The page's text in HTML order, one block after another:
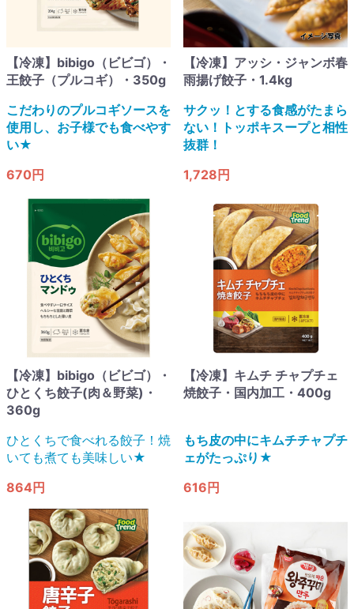
【冷凍】bibigo（ビビゴ）・
王餃子（プルコギ）・350g
こだわりのプルコギソースを
使用し、お子様でも食べやす
い★
670円
【冷凍】アッシ・ジャンボ春
雨揚げ餃子・1.4kg
サクッ！とする食感がたまら
ない！トッポキスープと相性
抜群！
1,728円
【冷凍】bibigo（ビビゴ）・
ひとくち餃子(肉＆野菜)・
360g
ひとくちで食べれる餃子！焼
いても煮ても美味しい★
864円
【冷凍】キムチ チャプチェ
焼餃子・国内加工・400g
もち皮の中にキムチチャプチ
ェがたっぷり★
616円